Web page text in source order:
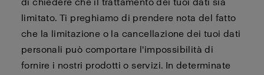
limitato. Ti preghiamo di prendere nota del fatto
che la limitazione o la cancellazione dei tuoi dati
personali può comportare l'impossibilità di
fornire i nostri prodotti o servizi. In determinate